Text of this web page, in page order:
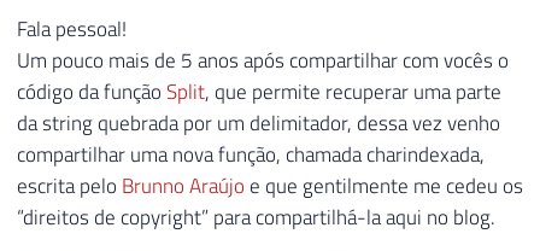
Fala pessoal!
Um pouco mais de 5 anos após compartilhar com vocês o
código da funçãoSplit, que permite recuperar uma parte
da string quebrada por um delimitador, dessa vez venho
compartilhar uma nova função, chamada charindexada,
escrita pelo Brunno Araújo e que gentilmente me cedeu os
“direitos de copyright” para compartilhá-la aqui no blog.